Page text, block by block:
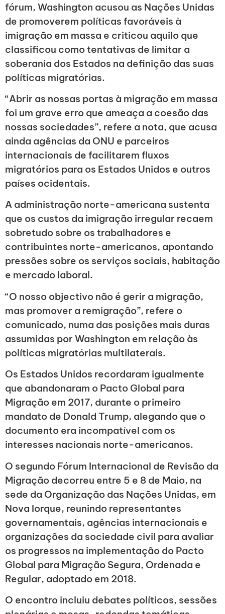
fórum, Washington acusou as Nações Unidas
de promoverem políticas favoráveis à
imigração em massa e criticou aquilo que
classificou como tentativas de limitar a
soberania dos Estados na definição das suas
políticas migratórias.
“Abrir as nossas portas à migração em massa
foi um grave erro que ameaça a coesão das
nossas sociedades”, refere a nota, que acusa
ainda agências da ONU e parceiros
internacionais de facilitarem fluxos
migratórios para os Estados Unidos e outros
países ocidentais.
A administração norte-americana sustenta
que os custos da imigração irregular recaem
sobretudo sobre os trabalhadores e
contribuintes norte-americanos, apontando
pressões sobre os serviços sociais, habitação
e mercado laboral.
“O nosso objectivo não é gerir a migração,
mas promover a remigração”, refere o
comunicado, numa das posições mais duras
assumidas por Washington em relação às
políticas migratórias multilaterais.
Os Estados Unidos recordaram igualmente
que abandonaram o Pacto Global para
Migração em 2017, durante o primeiro
mandato de Donald Trump, alegando que o
documento era incompatível com os
interesses nacionais norte-americanos.
O segundo Fórum Internacional de Revisão da
Migração decorreu entre 5 e 8 de Maio, na
sede da Organização das Nações Unidas, em
Nova Iorque, reunindo representantes
governamentais, agências internacionais e
organizações da sociedade civil para avaliar
os progressos na implementação do Pacto
Global para Migração Segura, Ordenada e
Regular, adoptado em 2018.
O encontro incluiu debates políticos, sessões